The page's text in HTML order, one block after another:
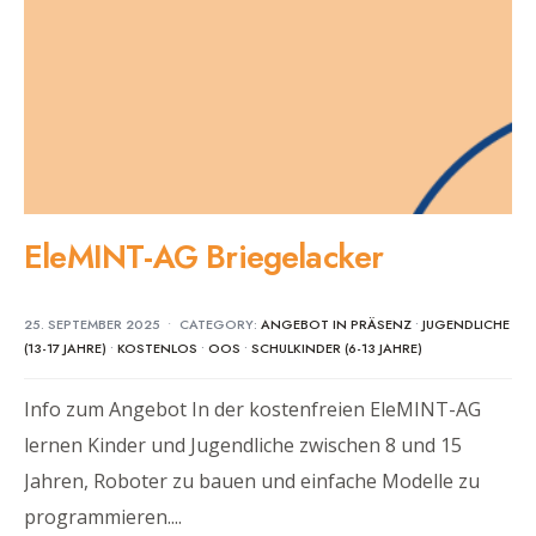
EleMINT-AG Briegelacker
25. SEPTEMBER 2025 • CATEGORY: ANGEBOT IN PRÄSENZ •JUGENDLICHE
(13-17 JAHRE) • KOSTENLOS • OOS • SCHULKINDER (6-13 JAHRE)
Info zum Angebot In der kostenfreien EleMINT-AG
lernen Kinder und Jugendliche zwischen 8 und 15
Jahren, Roboter zu bauen und einfache Modelle zu
programmieren....